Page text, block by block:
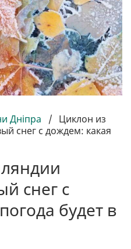
Дніпра / Циклон из
снег с дождем: какая
снег с
будет в